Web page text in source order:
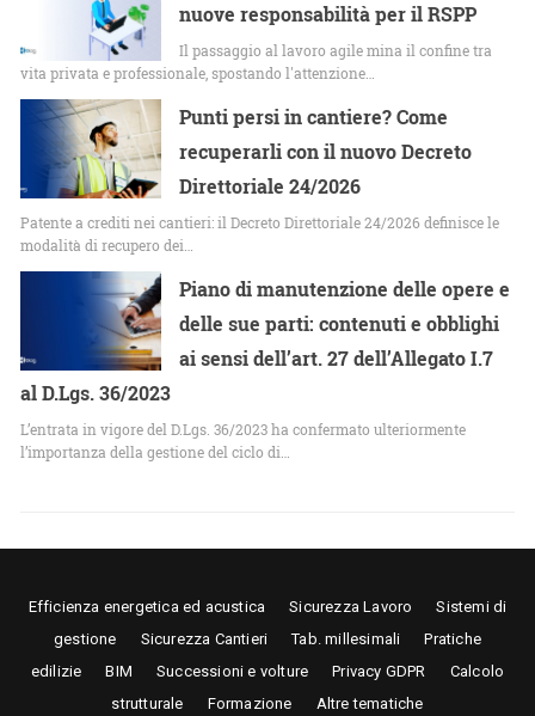
nuove responsabilità per il RSPP
Il passaggio al lavoro agile mina il confine tra
vita privata e professionale, spostando l'attenzione…
Punti persi in cantiere? Come
recuperarli con il nuovo Decreto
Direttoriale 24/2026
Patente a crediti nei cantieri: il Decreto Direttoriale 24/2026 definisce le
modalità di recupero dei…
Piano di manutenzione delle opere e
delle sue parti: contenuti e obblighi
ai sensi dell’art. 27 dell’Allegato I.7
al D.Lgs. 36/2023
L’entrata in vigore del D.Lgs. 36/2023 ha confermato ulteriormente
l’importanza della gestione del ciclo di…
Efficienza energetica ed acustica Sicurezza Lavoro
Sistemi di
gestione
Sicurezza Cantieri Tab. millesimali
Pratiche
edilizie
BIM Successioni e volture Privacy GDPR
Calcolo
strutturale
Formazione Altre tematiche